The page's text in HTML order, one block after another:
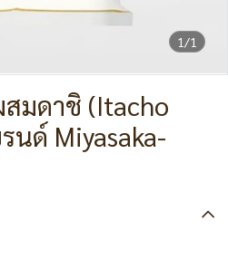
1/1
สมดาชิ (Itacho
นด์ Miyasaka-